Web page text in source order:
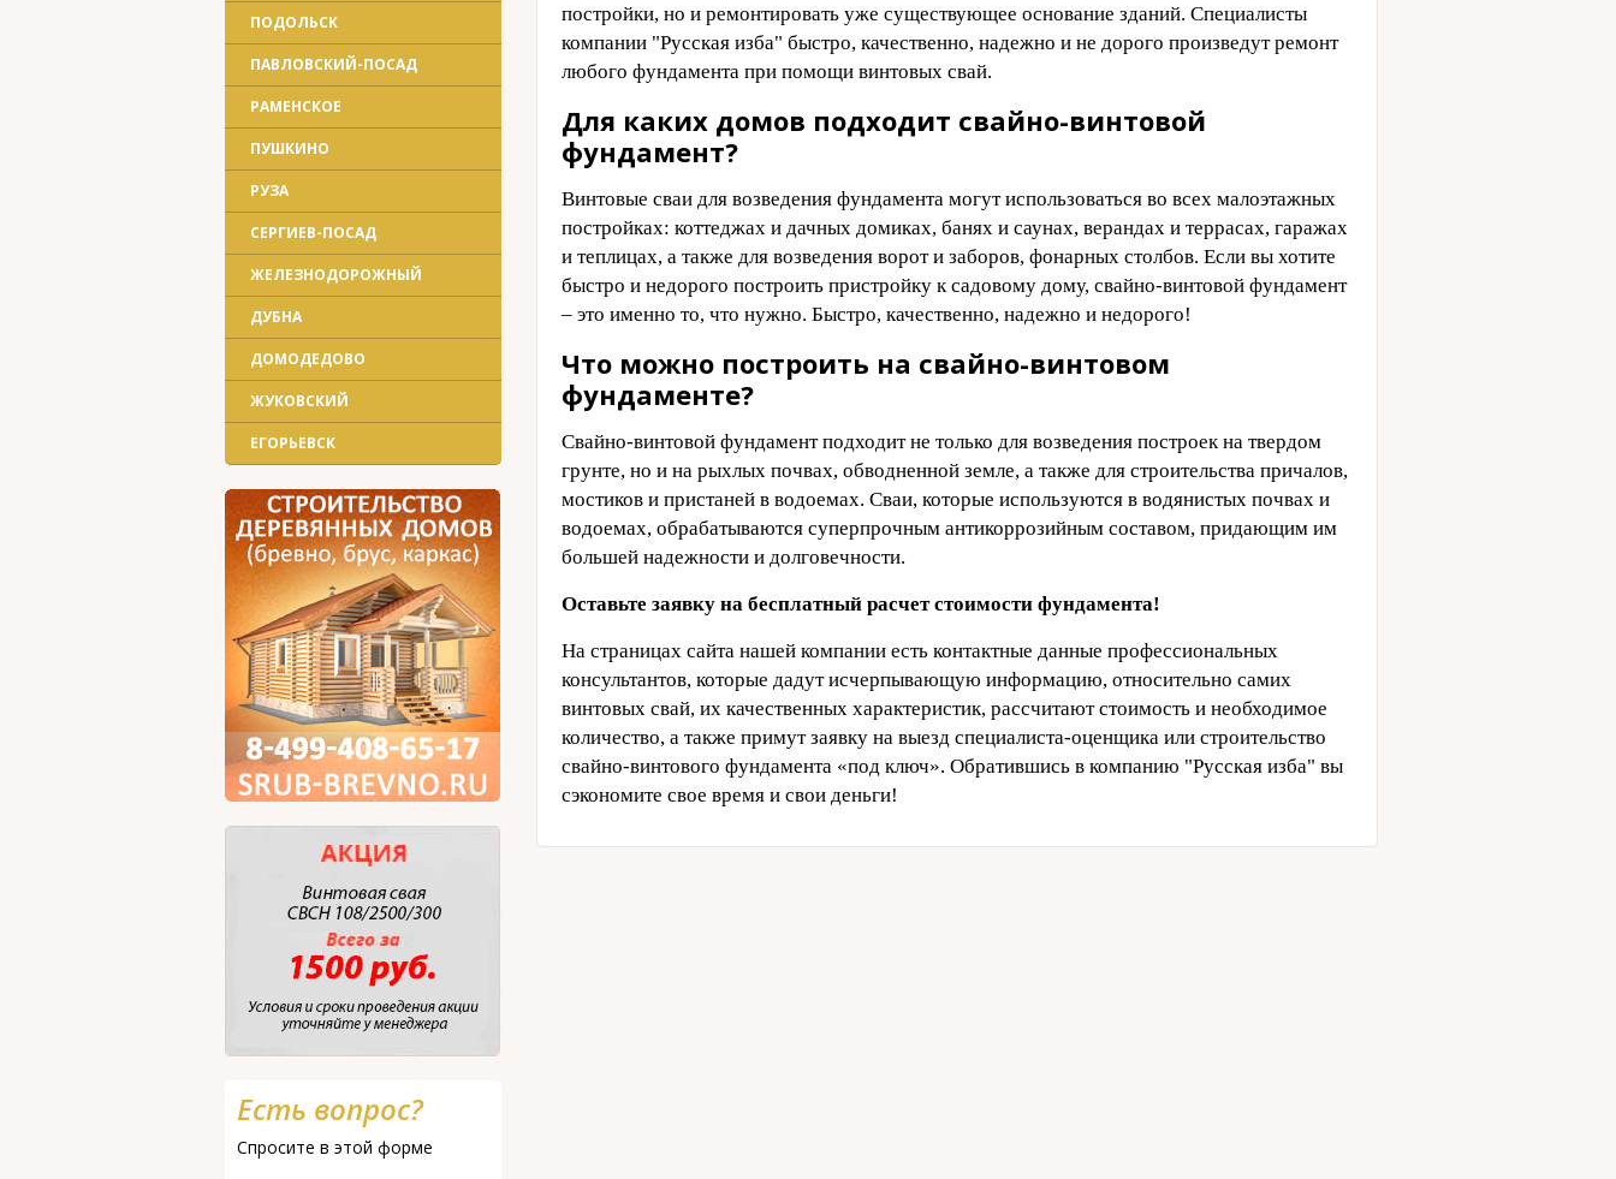
ПОДОЛЬСК
ПАВЛОВСКИЙ-ПОСАД
РАМЕНСКОЕ
ПУШКИНО
РУЗА
СЕРГИЕВ-ПОСАД
ЖЕЛЕЗНОДОРОЖНЫЙ
ДУБНА
ДОМОДЕДОВО
ЖУКОВСКИЙ
ЕГОРЬЕВСК
Есть вопрос?
Спросите в этой форме
постройки, но и ремонтировать уже существующее основание зданий. Специалисты
компании "Русская изба" быстро, качественно, надежно и не дорого произведут ремонт
любого фундамента при помощи винтовых свай.
Для каких домов подходит свайно-винтовой
фундамент?
Винтовые сваи для возведения фундамента могут использоваться во всех малоэтажных
постройках: коттеджах и дачных домиках, банях и саунах, верандах и террасах, гаражах
и теплицах, а также для возведения ворот и заборов, фонарных столбов. Если вы хотите
быстро и недорого построить пристройку к садовому дому, свайно-винтовой фундамент
– это именно то, что нужно. Быстро, качественно, надежно и недорого!
Что можно построить на свайно-винтовом
фундаменте?
Свайно-винтовой фундамент подходит не только для возведения построек на твердом
грунте, но и на рыхлых почвах, обводненной земле, а также для строительства причалов,
мостиков и пристаней в водоемах. Сваи, которые используются в водянистых почвах и
водоемах, обрабатываются суперпрочным антикоррозийным составом, придающим им
большей надежности и долговечности.
Оставьте заявку на бесплатный расчет стоимости фундамента!
На страницах сайта нашей компании есть контактные данные профессиональных
консультантов, которые дадут исчерпывающую информацию, относительно самих
винтовых свай, их качественных характеристик, рассчитают стоимость и необходимое
количество, а также примут заявку на выезд специалиста-оценщика или строительство
свайно-винтового фундамента «под ключ». Обратившись в компанию "Русская изба" вы
сэкономите свое время и свои деньги!